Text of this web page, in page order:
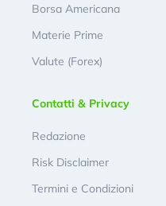
Borsa Americana
Materie Prime
Valute (Forex)
Contatti & Privacy
Redazione
Risk Disclaimer
Termini e Condizioni